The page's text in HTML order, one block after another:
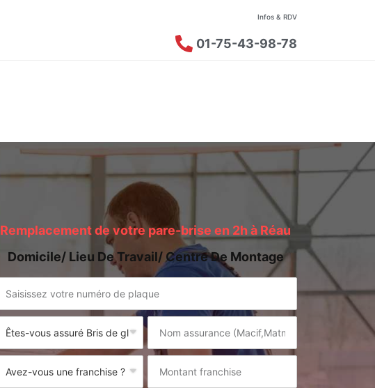
Infos & RDV
01-75-43-98-78
Remplacement de votre pare-brise en 2h à Réau
Domicile/ Lieu De Travail/ Centre De Montage